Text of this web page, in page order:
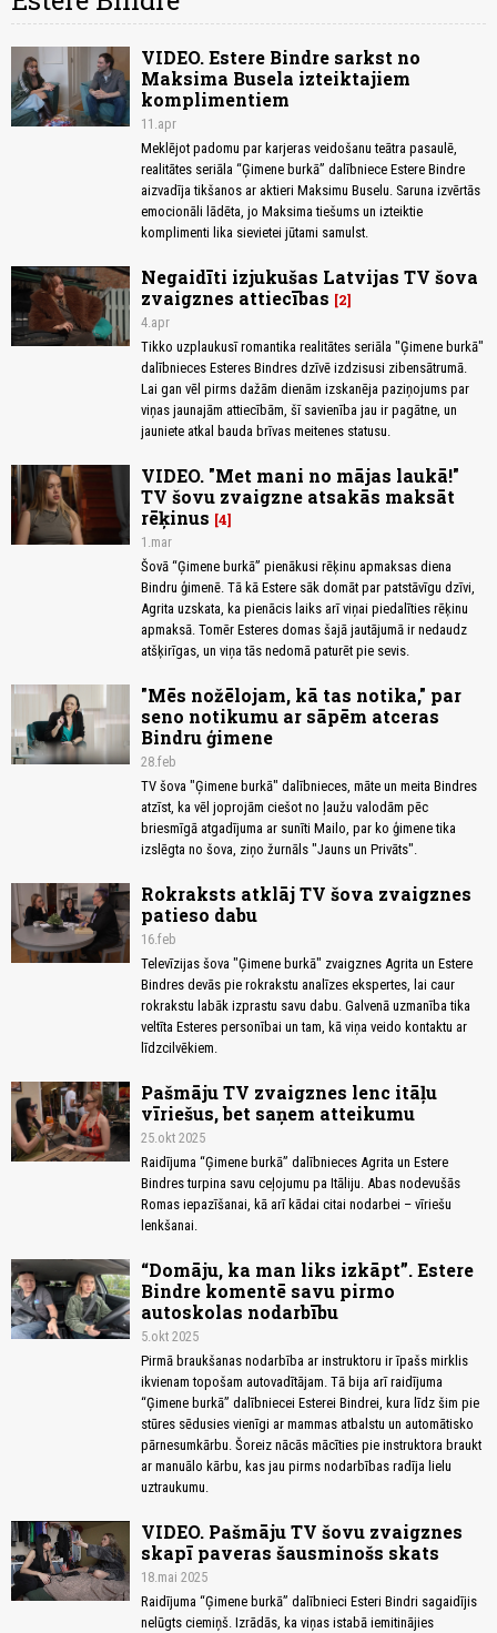
VIDEO. Estere Bindre sarkst no
Maksima Busela izteiktajiem
komplimentiem
11.apr
Meklējot padomu par karjeras veidošanu teātra pasaulē,
realitātes seriāla “Ģimene burkā” dalībniece Estere Bindre
aizvadīja tikšanos ar aktieri Maksimu Buselu. Saruna izvērtās
emocionāli lādēta, jo Maksima tiešums un izteiktie
komplimenti lika sievietei jūtami samulst.
Negaidīti izjukušas Latvijas TV šova
zvaigznes attiecības
2
4.apr
Tikko uzplaukusī romantika realitātes seriāla "Ģimene burkā"
dalībnieces Esteres Bindres dzīvē izdzisusi zibensātrumā.
Lai gan vēl pirms dažām dienām izskanēja paziņojums par
viņas jaunajām attiecībām, šī savienība jau ir pagātne, un
jauniete atkal bauda brīvas meitenes statusu.
VIDEO. "Met mani no mājas laukā!"
TV šovu zvaigzne atsakās maksāt
rēķinus 4
1.mar
Šovā “Ģimene burkā” pienākusi rēķinu apmaksas diena
Bindru ģimenē. Tā kā Estere sāk domāt par patstāvīgu dzīvi,
Agrita uzskata, ka pienācis laiks arī viņai piedalīties rēķinu
apmaksā. Tomēr Esteres domas šajā jautājumā ir nedaudz
atšķirīgas, un viņa tās nedomā paturēt pie sevis.
"Mēs nožēlojam, kā tas notika," par
seno notikumu ar sāpēm atceras
Bindru ģimene
28.feb
TV šova "Ģimene burkā" dalībnieces, māte un meita Bindres
atzīst, ka vēl joprojām ciešot no ļaužu valodām pēc
briesmīgā atgadījuma ar sunīti Mailo, par ko ģimene tika
izslēgta no šova, ziņo žurnāls "Jauns un Privāts".
Rokraksts atklāj TV šova zvaigznes
patieso dabu
16.feb
Televīzijas šova "Ģimene burkā" zvaigznes Agrita un Estere
Bindres devās pie rokrakstu analīzes ekspertes, lai caur
rokrakstu labāk izprastu savu dabu. Galvenā uzmanība tika
veltīta Esteres personībai un tam, kā viņa veido kontaktu ar
līdzcilvēkiem.
Pašmāju TV zvaigznes lenc itāļu
vīriešus, bet saņem atteikumu
25.okt 2025
Raidījuma “Ģimene burkā” dalībnieces Agrita un Estere
Bindres turpina savu ceļojumu pa Itāliju. Abas nodevušās
Romas iepazīšanai, kā arī kādai citai nodarbei – vīriešu
lenkšanai.
“Domāju, ka man liks izkāpt”. Estere
Bindre komentē savu pirmo
autoskolas nodarbību
5.okt 2025
Pirmā braukšanas nodarbība ar instruktoru ir īpašs mirklis
ikvienam topošam autovadītājam. Tā bija arī raidījuma
“Ģimene burkā” dalībniecei Esterei Bindrei, kura līdz šim pie
stūres sēdusies vienīgi ar mammas atbalstu un automātisko
pārnesumkārbu. Šoreiz nācās mācīties pie instruktora braukt
ar manuālo kārbu, kas jau pirms nodarbības radīja lielu
uztraukumu.
VIDEO. Pašmāju TV šovu zvaigznes
skapī paveras šausminošs skats
18.mai 2025
Raidījuma “Ģimene burkā” dalībnieci Esteri Bindri sagaidījis
nelūgts ciemiņš. Izrādās, ka viņas istabā iemitinājies